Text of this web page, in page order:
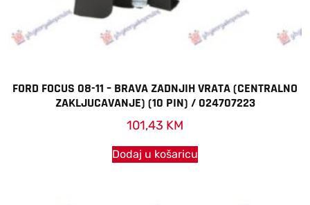
FORD FOCUS 08-11 – BRAVA ZADNJIH VRATA (CENTRALNO
ZAKLJUCAVANJE) (10 PIN) / 024707223
101,43 KM
Dodaj u košaricu